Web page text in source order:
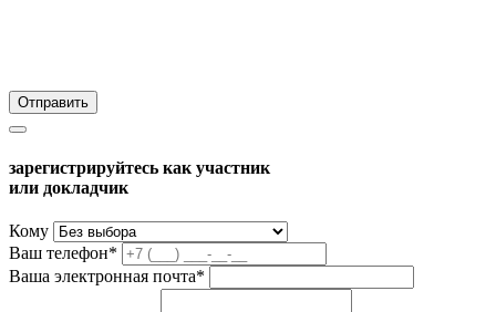
зарегистрируйтесь как участник
или докладчик
Кому
Ваш телефон*
Ваша электронная почта*